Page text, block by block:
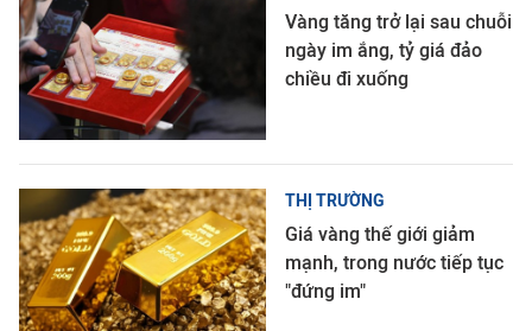
Vàng tăng trở lại sau chuỗi
ngày im ắng, tỷ giá đảo
chiều đi xuống
THỊ TRƯỜNG
Giá vàng thế giới giảm
mạnh, trong nước tiếp tục
"đứng im"